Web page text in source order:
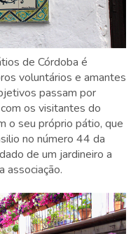
de Córdoba é
voluntários e amantes
passam por
os visitantes do
o seu próprio pátio, que
no número 44 da
de um jardineiro a
associação.